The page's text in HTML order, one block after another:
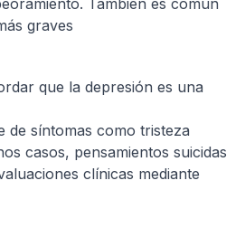
También es común
graves
que la depresión es una
de síntomas como tristeza
casos, pensamientos suicidas
clínicas mediante